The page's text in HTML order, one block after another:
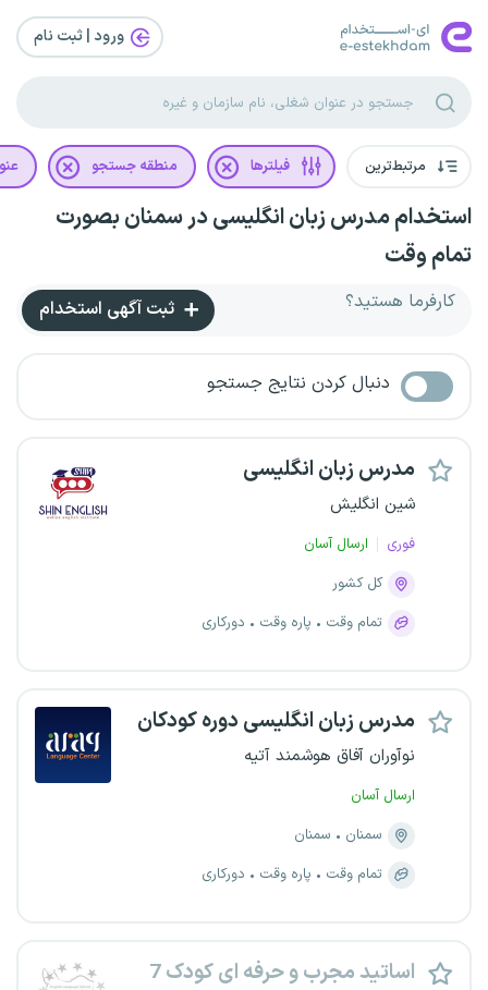
ورود | ثبت‌ نام
مرتبط‌ترین فیلترها منطقه جستجو
استخدام مدرس زبان انگلیسی در سمنان بصورت
تمام وقت
کارفرما هستید؟ ثبت آگهی استخدام
دنبال کردن نتایج جستجو
مدرس زبان انگلیسی
شین انگلیش
فوری
ارسال آسان
کل کشور
تمام وقت
پاره وقت دورکاری
مدرس زبان انگلیسی دوره کودکان
نوآوران آفاق هوشمند آتیه
ارسال آسان
سمنان
سمنان
تمام وقت
پاره وقت دورکاری
اساتید مجرب و حرفه ای کودک 7